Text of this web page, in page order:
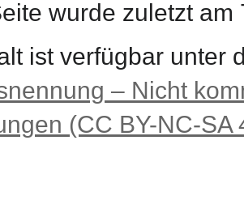
wurde zuletzt
ist verfügbar unter
– Nicht
(CC BY-NC-SA